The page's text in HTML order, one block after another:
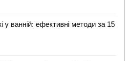
у ванній: ефективні методи за 15